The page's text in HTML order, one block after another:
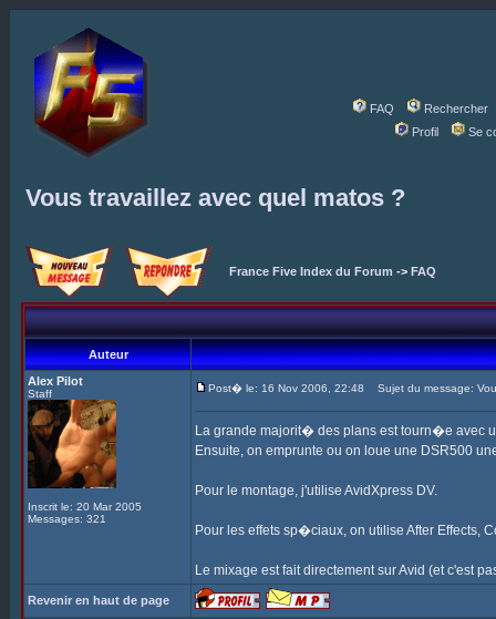
FAQ
Rechercher
Profil
Se
Vous travaillez avec quel matos ?
France Five Index du Forum -> FAQ
Auteur
Alex Pilot
Staff
Inscrit le: 20 Mar 2005
Messages: 321
Post� le: 16 Nov 2006, 22:48 Sujet du message:
La grande majorit� des plans est tourn�e avec
Ensuite, on emprunte ou on loue une DSR500
Pour le montage, j'utilise AvidXpress DV.
Pour les effets sp�ciaux, on utilise After Effects,
Le mixage est fait directement sur Avid (et c'est
Revenir en haut de page